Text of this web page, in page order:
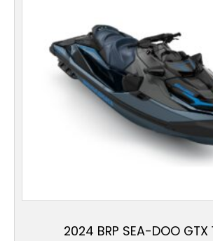
2024 BRP SEA-DOO GTX